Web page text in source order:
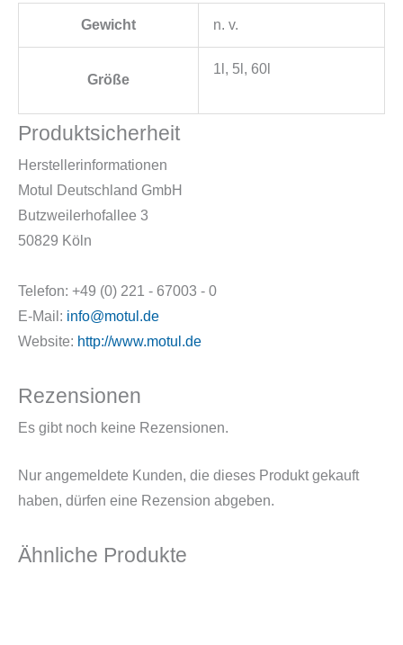
Gewicht n. v.
Größe
1l, 5l, 60l
Produktsicherheit
Herstellerinformationen
Motul Deutschland GmbH
Butzweilerhofallee 3
50829 Köln
Telefon: +49 (0) 221 - 67003 - 0
E-Mail: info@motul.de
Website: http://www.motul.de
Rezensionen
Es gibt noch keine Rezensionen.
Nur angemeldete Kunden, die dieses Produkt gekauft
haben, dürfen eine Rezension abgeben.
Ähnliche Produkte